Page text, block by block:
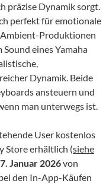
präzise Dynamik sorgt.
perfekt für emotionale
Produktionen
eines Yamaha
Dynamik. Beide
ansteuern und
man unterwegs ist.
User kostenlos
Store erhältlich (siehe
Januar 2026von
den In-App-Käufen